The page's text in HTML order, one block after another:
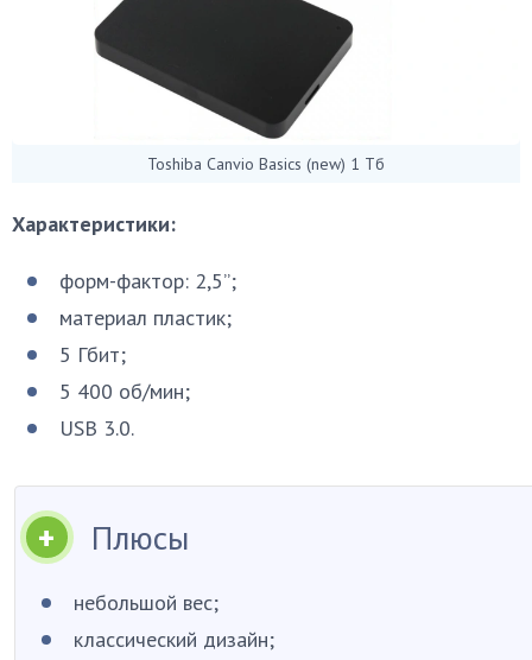
Toshiba Canvio Basics (new) 1 Тб
Характеристики:
форм-фактор: 2,5”;
материал пластик;
5 Гбит;
5 400 об/мин;
USB 3.0.
Плюсы
небольшой вес;
классический дизайн;